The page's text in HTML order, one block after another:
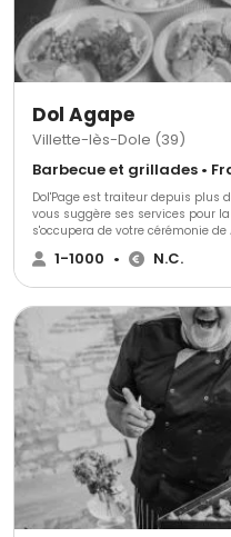
Dol Agape
Villette-lès-Dole (39)
Barbecue et grillades •
Dol'Page est traiteur depuis plus
vous suggère ses services pour
s'occupera de votre cérémonie
produits de bonne qualité que
à d'autres événements tels que :
devis gratuit.
1-1000 • N.C.